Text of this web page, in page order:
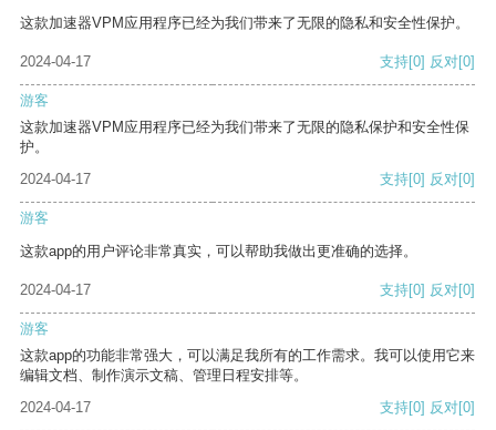
这款加速器VPM应用程序已经为我们带来了无限的隐私和安全性保护。
2024-04-17 支持[0] 反对[0]
游客
这款加速器VPM应用程序已经为我们带来了无限的隐私保护和安全性保
护。
2024-04-17
支持[0] 反对[0]
游客
这款app的用户评论非常真实，可以帮助我做出更准确的选择。
2024-04-17 支持[0] 反对[0]
游客
这款app的功能非常强大，可以满足我所有的工作需求。我可以使用它来
编辑文档、制作演示文稿、管理日程安排等。
2024-04-17
支持[0] 反对[0]